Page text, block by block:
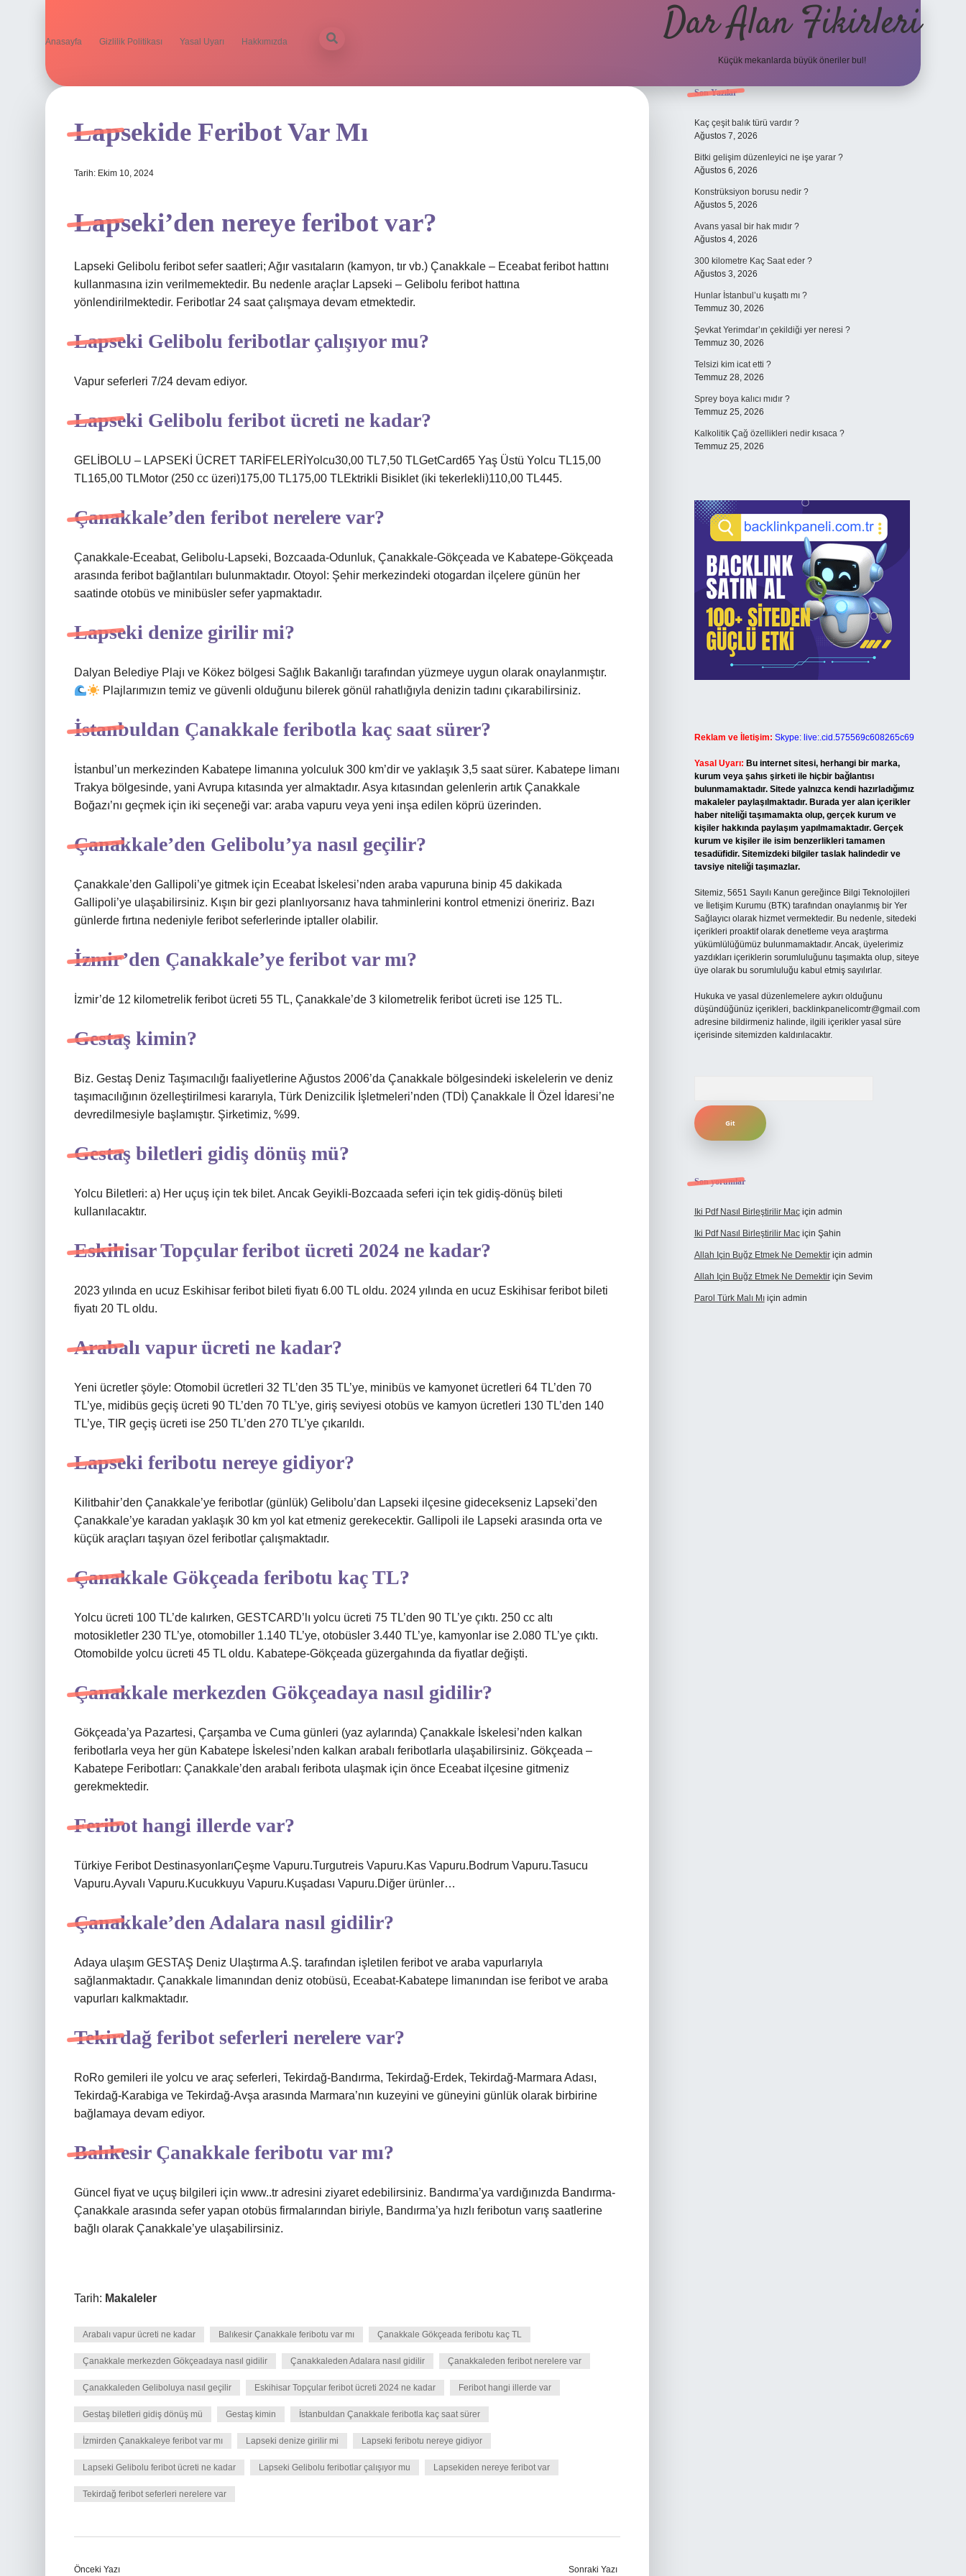
Anasayfa Gizlilik Politikası Yasal Uyarı Hakkımızda Dar Alan Fikirleri
Küçük mekanlarda büyük öneriler bul!
Lapsekide Feribot Var Mı
Tarih: Ekim 10, 2024
Lapseki’den nereye feribot var?
Lapseki Gelibolu feribot sefer saatleri; Ağır vasıtaların (kamyon, tır vb.) Çanakkale – Eceabat feribot hattını
kullanmasına izin verilmemektedir. Bu nedenle araçlar Lapseki – Gelibolu feribot hattına
yönlendirilmektedir. Feribotlar 24 saat çalışmaya devam etmektedir.
Lapseki Gelibolu feribotlar çalışıyor mu?
Vapur seferleri 7/24 devam ediyor.
Lapseki Gelibolu feribot ücreti ne kadar?
GELİBOLU – LAPSEKİ ÜCRET TARİFELERİYolcu30,00 TL7,50 TLGetCard65 Yaş Üstü Yolcu TL15,00
TL165,00 TLMotor (250 cc üzeri)175,00 TL175,00 TLEktrikli Bisiklet (iki tekerlekli)110,00 TL445.
Çanakkale’den feribot nerelere var?
Çanakkale-Eceabat, Gelibolu-Lapseki, Bozcaada-Odunluk, Çanakkale-Gökçeada ve Kabatepe-Gökçeada
arasında feribot bağlantıları bulunmaktadır. Otoyol: Şehir merkezindeki otogardan ilçelere günün her
saatinde otobüs ve minibüsler sefer yapmaktadır.
Lapseki denize girilir mi?
Dalyan Belediye Plajı ve Kökez bölgesi Sağlık Bakanlığı tarafından yüzmeye uygun olarak onaylanmıştır.
Plajlarımızın temiz ve güvenli olduğunu bilerek gönül rahatlığıyla denizin tadını çıkarabilirsiniz.
İstanbuldan Çanakkale feribotla kaç saat sürer?
İstanbul’un merkezinden Kabatepe limanına yolculuk 300 km’dir ve yaklaşık 3,5 saat sürer. Kabatepe limanı
Trakya bölgesinde, yani Avrupa kıtasında yer almaktadır. Asya kıtasından gelenlerin artık Çanakkale
Boğazı’nı geçmek için iki seçeneği var: araba vapuru veya yeni inşa edilen köprü üzerinden.
Çanakkale’den Gelibolu’ya nasıl geçilir?
Çanakkale’den Gallipoli’ye gitmek için Eceabat İskelesi’nden araba vapuruna binip 45 dakikada
Gallipoli’ye ulaşabilirsiniz. Kışın bir gezi planlıyorsanız hava tahminlerini kontrol etmenizi öneririz. Bazı
günlerde fırtına nedeniyle feribot seferlerinde iptaller olabilir.
İzmir’den Çanakkale’ye feribot var mı?
İzmir’de 12 kilometrelik feribot ücreti 55 TL, Çanakkale’de 3 kilometrelik feribot ücreti ise 125 TL.
Gestaş kimin?
Biz. Gestaş Deniz Taşımacılığı faaliyetlerine Ağustos 2006’da Çanakkale bölgesindeki iskelelerin ve deniz
taşımacılığının özelleştirilmesi kararıyla, Türk Denizcilik İşletmeleri’nden (TDİ) Çanakkale İl Özel İdaresi’ne
devredilmesiyle başlamıştır. Şirketimiz, %99.
Gestaş biletleri gidiş dönüş mü?
Yolcu Biletleri: a) Her uçuş için tek bilet. Ancak Geyikli-Bozcaada seferi için tek gidiş-dönüş bileti
kullanılacaktır.
Eskihisar Topçular feribot ücreti 2024 ne kadar?
2023 yılında en ucuz Eskihisar feribot bileti fiyatı 6.00 TL oldu. 2024 yılında en ucuz Eskihisar feribot bileti
fiyatı 20 TL oldu.
Arabalı vapur ücreti ne kadar?
Yeni ücretler şöyle: Otomobil ücretleri 32 TL’den 35 TL’ye, minibüs ve kamyonet ücretleri 64 TL’den 70
TL’ye, midibüs geçiş ücreti 90 TL’den 70 TL’ye, giriş seviyesi otobüs ve kamyon ücretleri 130 TL’den 140
TL’ye, TIR geçiş ücreti ise 250 TL’den 270 TL’ye çıkarıldı.
Lapseki feribotu nereye gidiyor?
Kilitbahir’den Çanakkale’ye feribotlar (günlük) Gelibolu’dan Lapseki ilçesine gidecekseniz Lapseki’den
Çanakkale’ye karadan yaklaşık 30 km yol kat etmeniz gerekecektir. Gallipoli ile Lapseki arasında orta ve
küçük araçları taşıyan özel feribotlar çalışmaktadır.
Çanakkale Gökçeada feribotu kaç TL?
Yolcu ücreti 100 TL’de kalırken, GESTCARD’lı yolcu ücreti 75 TL’den 90 TL’ye çıktı. 250 cc altı
motosikletler 230 TL’ye, otomobiller 1.140 TL’ye, otobüsler 3.440 TL’ye, kamyonlar ise 2.080 TL’ye çıktı.
Otomobilde yolcu ücreti 45 TL oldu. Kabatepe-Gökçeada güzergahında da fiyatlar değişti.
Çanakkale merkezden Gökçeadaya nasıl gidilir?
Gökçeada’ya Pazartesi, Çarşamba ve Cuma günleri (yaz aylarında) Çanakkale İskelesi’nden kalkan
feribotlarla veya her gün Kabatepe İskelesi’nden kalkan arabalı feribotlarla ulaşabilirsiniz. Gökçeada –
Kabatepe Feribotları: Çanakkale’den arabalı feribota ulaşmak için önce Eceabat ilçesine gitmeniz
gerekmektedir.
Feribot hangi illerde var?
Türkiye Feribot DestinasyonlarıÇeşme Vapuru.Turgutreis Vapuru.Kas Vapuru.Bodrum Vapuru.Tasucu
Vapuru.Ayvalı Vapuru.Kucukkuyu Vapuru.Kuşadası Vapuru.Diğer ürünler…
Çanakkale’den Adalara nasıl gidilir?
Adaya ulaşım GESTAŞ Deniz Ulaştırma A.Ş. tarafından işletilen feribot ve araba vapurlarıyla
sağlanmaktadır. Çanakkale limanından deniz otobüsü, Eceabat-Kabatepe limanından ise feribot ve araba
vapurları kalkmaktadır.
Tekirdağ feribot seferleri nerelere var?
RoRo gemileri ile yolcu ve araç seferleri, Tekirdağ-Bandırma, Tekirdağ-Erdek, Tekirdağ-Marmara Adası,
Tekirdağ-Karabiga ve Tekirdağ-Avşa arasında Marmara’nın kuzeyini ve güneyini günlük olarak birbirine
bağlamaya devam ediyor.
Balıkesir Çanakkale feribotu var mı?
Güncel fiyat ve uçuş bilgileri için www..tr adresini ziyaret edebilirsiniz. Bandırma’ya vardığınızda Bandırma-
Çanakkale arasında sefer yapan otobüs firmalarından biriyle, Bandırma’ya hızlı feribotun varış saatlerine
bağlı olarak Çanakkale’ye ulaşabilirsiniz.
Tarih: Makaleler
Arabalı vapur ücreti ne kadar Balıkesir Çanakkale feribotu var mı Çanakkale Gökçeada feribotu kaç TL
Çanakkale merkezden Gökçeadaya nasıl gidilir Çanakkaleden Adalara nasıl gidilir Çanakkaleden feribot nerelere var
Çanakkaleden Geliboluya nasıl geçilir Eskihisar Topçular feribot ücreti 2024 ne kadar Feribot hangi illerde var
Gestaş biletleri gidiş dönüş mü Gestaş kimin İstanbuldan Çanakkale feribotla kaç saat sürer
İzmirden Çanakkaleye feribot var mı Lapseki denize girilir mi Lapseki feribotu nereye gidiyor
Lapseki Gelibolu feribot ücreti ne kadar Lapseki Gelibolu feribotlar çalışıyor mu Lapsekiden nereye feribot var
Tekirdağ feribot seferleri nerelere var
Önceki Yazı Sonraki Yazı
Sidebar
Son Yazılar
Kaç çeşit balık türü vardır ?
Ağustos 7, 2026
Bitki gelişim düzenleyici ne işe yarar ?
Ağustos 6, 2026
Konstrüksiyon borusu nedir ?
Ağustos 5, 2026
Avans yasal bir hak mıdır ?
Ağustos 4, 2026
300 kilometre Kaç Saat eder ?
Ağustos 3, 2026
Hunlar İstanbul’u kuşattı mı ?
Temmuz 30, 2026
Şevkat Yerimdar’ın çekildiği yer neresi ?
Temmuz 30, 2026
Telsizi kim icat etti ?
Temmuz 28, 2026
Sprey boya kalıcı mıdır ?
Temmuz 25, 2026
Kalkolitik Çağ özellikleri nedir kısaca ?
Temmuz 25, 2026
Reklam ve İletişim: Skype: live:.cid.575569c608265c69
Yasal Uyarı: Bu internet sitesi, herhangi bir marka,
kurum veya şahıs şirketi ile hiçbir bağlantısı
bulunmamaktadır. Sitede yalnızca kendi hazırladığımız
makaleler paylaşılmaktadır. Burada yer alan içerikler
haber niteliği taşımamakta olup, gerçek kurum ve
kişiler hakkında paylaşım yapılmamaktadır. Gerçek
kurum ve kişiler ile isim benzerlikleri tamamen
tesadüfidir. Sitemizdeki bilgiler taslak halindedir ve
tavsiye niteliği taşımazlar.
Sitemiz, 5651 Sayılı Kanun gereğince Bilgi Teknolojileri
ve İletişim Kurumu (BTK) tarafından onaylanmış bir Yer
Sağlayıcı olarak hizmet vermektedir. Bu nedenle, sitedeki
içerikleri proaktif olarak denetleme veya araştırma
yükümlülüğümüz bulunmamaktadır. Ancak, üyelerimiz
yazdıkları içeriklerin sorumluluğunu taşımakta olup, siteye
üye olarak bu sorumluluğu kabul etmiş sayılırlar.
Hukuka ve yasal düzenlemelere aykırı olduğunu
düşündüğünüz içerikleri, backlinkpanelicomtr@gmail.com
adresine bildirmeniz halinde, ilgili içerikler yasal süre
içerisinde sitemizden kaldırılacaktır.
Son yorumlar
Iki Pdf Nasıl Birleştirilir Maciçin admin
Iki Pdf Nasıl Birleştirilir Maciçin Şahin
Allah Için Buğz Etmek Ne Demektiriçin admin
Allah Için Buğz Etmek Ne Demektiriçin Sevim
Parol Türk Malı Mıiçin admin